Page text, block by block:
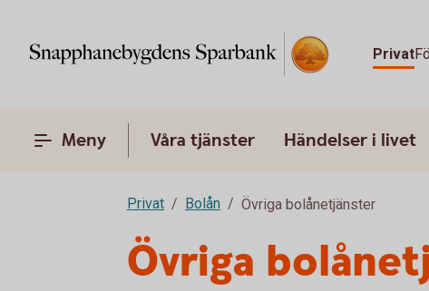
Privat
Meny Våra tjänster Händelser i livet
Privat Bolån Övriga bolånetjänster
Övriga